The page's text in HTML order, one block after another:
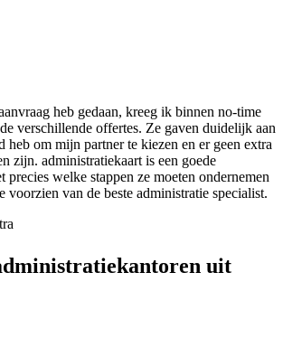
heb gedaan, kreeg ik binnen no-time
verschillende offertes. Ze gaven duidelijk aan
om mijn partner te kiezen en er geen extra
zijn. administratiekaart is een goede
precies welke stappen ze moeten ondernemen
voorzien van de beste administratie specialist.
uit